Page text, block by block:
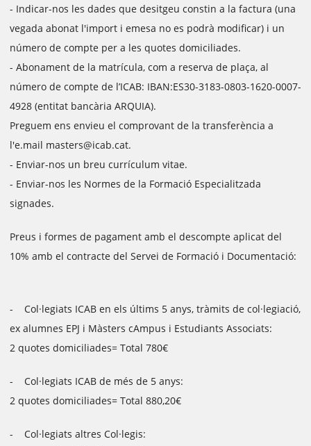
- Indicar-nos les dades que desitgeu constin a la factura (una
vegada abonat l'import i emesa no es podrà modificar) i un
número de compte per a les quotes domiciliades.
- Abonament de la matrícula, com a reserva de plaça, al
número de compte de l’ICAB: IBAN:ES30-3183-0803-1620-0007-
4928 (entitat bancària ARQUIA).
Preguem ens envieu el comprovant de la transferència a
l'e.mail masters@icab.cat.
- Enviar-nos un breu currículum vitae.
- Enviar-nos les Normes de la Formació Especialitzada
signades.
Preus i formes de pagament amb el descompte aplicat del
10% amb el contracte del Servei de Formació i Documentació:
- Col·legiats ICAB en els últims 5 anys, tràmits de col·legiació,
ex alumnes EPJ i Màsters cAmpus i Estudiants Associats:
2 quotes domiciliades= Total 780€
- Col·legiats ICAB de més de 5 anys:
2 quotes domiciliades= Total 880,20€
- Col·legiats altres Col·legis: